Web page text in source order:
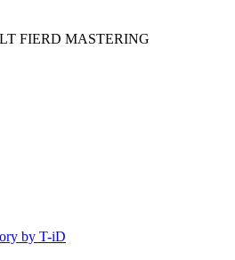
FIERD MASTERING
by T-iD